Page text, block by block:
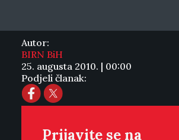
Autor:
BIRN BiH
25. augusta 2010. | 00:00
Podjeli članak:
Prijavite se na